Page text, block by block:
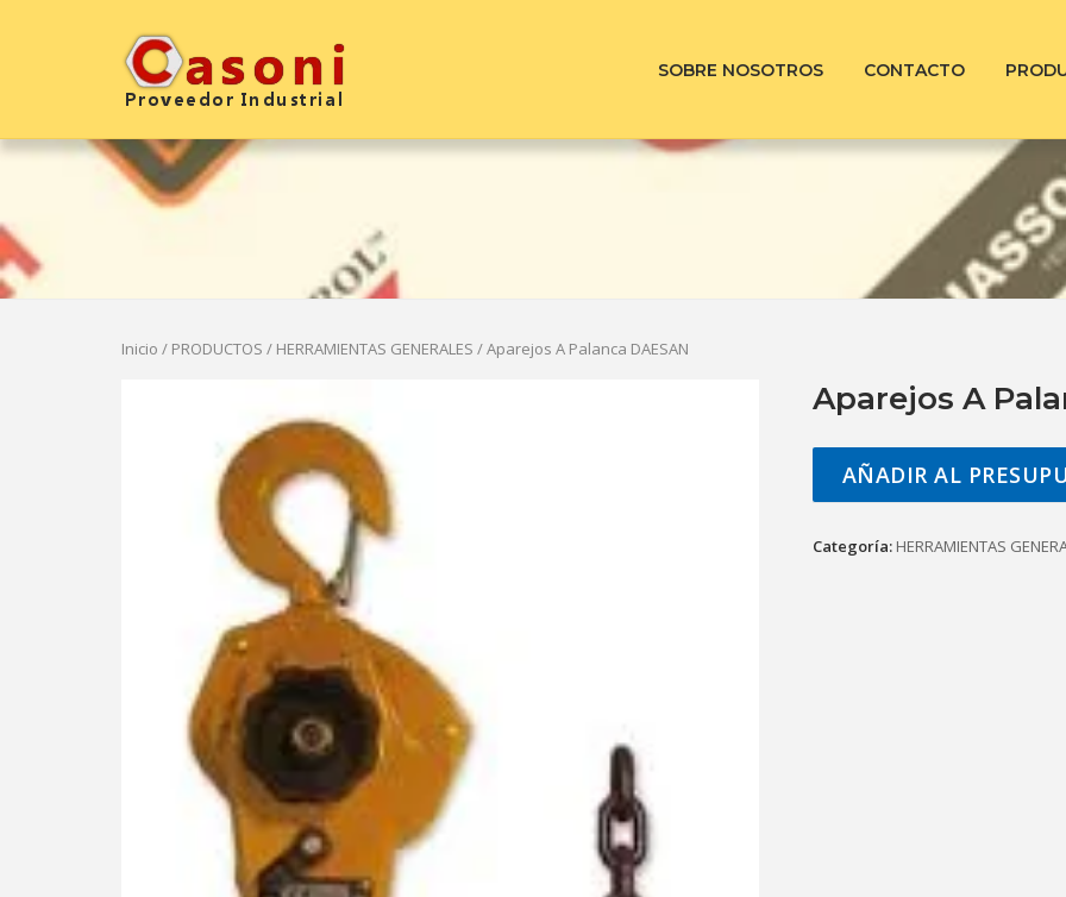
Inicio
SOBRE NOSOTROS CONTACTO
Inicio / PRODUCTOS / HERRAMIENTAS GENERALES / Aparejos A Palanca DAESAN
Aparejos A
AÑADIR AL
Categoría: HERRAMIENTAS